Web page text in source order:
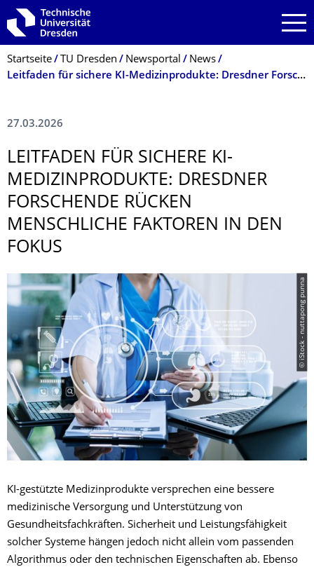
Zur Hauptnavigation springen
Zur Suche springen
Zum Inhalt springen
Breadcrumb-Menü
Startseite TU Dresden Newsportal
News
Leitfaden für sichere KI-Medizinprodukte: Dresdner Forschende rücken menschliche Faktoren in den Fokus
27.03.2026
LEITFADEN FÜR SICHERE KI-
MEDIZINPRODUKTE: DRESDNER
FORSCHENDE RÜCKEN
MENSCHLICHE FAKTOREN IN DEN
FOKUS
© iStock - nuttapong punna
KI-gestützte Medizinprodukte versprechen eine bessere
medizinische Versorgung und Unterstützung von
Gesundheitsfachkräften. Sicherheit und Leistungsfähigkeit
solcher Systeme hängen jedoch nicht allein vom passenden
Algorithmus oder den technischen Eigenschaften ab. Ebenso